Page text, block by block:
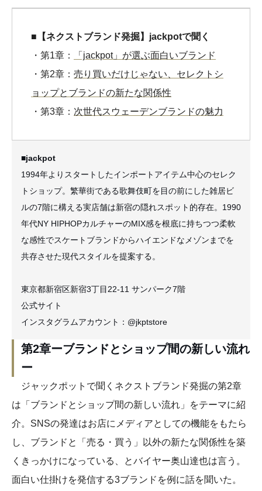
■【ネクストブランド発掘】jackpotで聞く
・第1章：
「jackpot」が選ぶ面白いブランド
・第2章： 売り買いだけじゃない、セレクトシ
ョップとブランドの新たな関係性
・第3章： 次世代スウェーデンブランドの魅力
■jackpot
1994年よりスタートしたインポートアイテム中心のセレク
トショップ。繁華街である歌舞伎町を目の前にした雑居ビ
ルの7階に構える実店舗は新宿の隠れスポット的存在。1990
年代NY HIPHOPカルチャーのMIX感を根底に持ちつつ柔軟
な感性でスケートブランドからハイエンドなメゾンまでを
共存させた現代スタイルを提案する。
東京都新宿区新宿3丁目22-11 サンパーク7階
公式サイト
インスタグラムアカウント：@jkptstore
第2章ーブランドとショップ間の新しい流れ
ー
ジャックポットで聞くネクストブランド発掘の第2章
は「ブランドとショップ間の新しい流れ」をテーマに紹
介。SNSの発達はお店にメディアとしての機能をもたら
し、ブランドと「売る・買う」以外の新たな関係性を築
くきっかけになっている、とバイヤー奥山達也は言う。
面白い仕掛けを発信する3ブランドを例に話を聞いた。